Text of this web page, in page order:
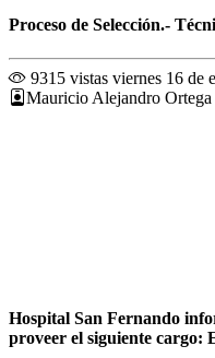
Proceso de Selección.-
9315 vistas viernes 16 de
Mauricio Alejandro Ortega
Hospital San Fernando
proveer el siguiente cargo: